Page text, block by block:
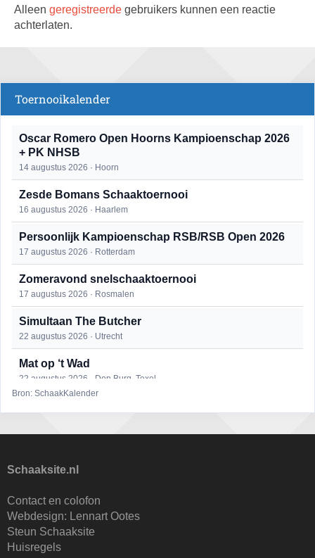
Alleen geregistreerde gebruikers kunnen een reactie
achterlaten.
Toernooikalender
Oscar Romero Open Hoorns Kampioenschap 2026
+ PK NHSB
14 augustus 2026 · Hoorn
Zesde Bomans Schaaktoernooi
16 augustus 2026 · Haarlem
Persoonlijk Kampioenschap RSB/RSB Open 2026
17 augustus 2026 · Rotterdam
Zomeravond snelschaaktoernooi
17 augustus 2026 · Rosmalen
Simultaan The Butcher
22 augustus 2026 · Utrecht
Mat op ‘t Wad
22 augustus 2026 · Den Burg, Texel
23 augustus 2026 · Utrecht
25 augustus 2026 · Bunschoten-Spakenburg
Nazomervierkampentoernooi 2026
28 augustus 2026 · Assen
Bron: SchaakKalender
Schaaksite.nl
Contact en colofon
Webdesign: Lennart Ootes
Steun Schaaksite
Huisregels